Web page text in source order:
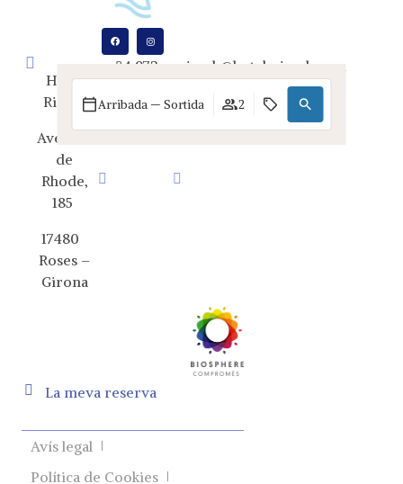
Arribada — Sortida 2
Hotel
Risech
Avenida
de
Rhode,
185
17480
Roses –
Girona
+34 972
risech@hotelsrisech.com
La meva reserva
Avís legal
Política de Cookies